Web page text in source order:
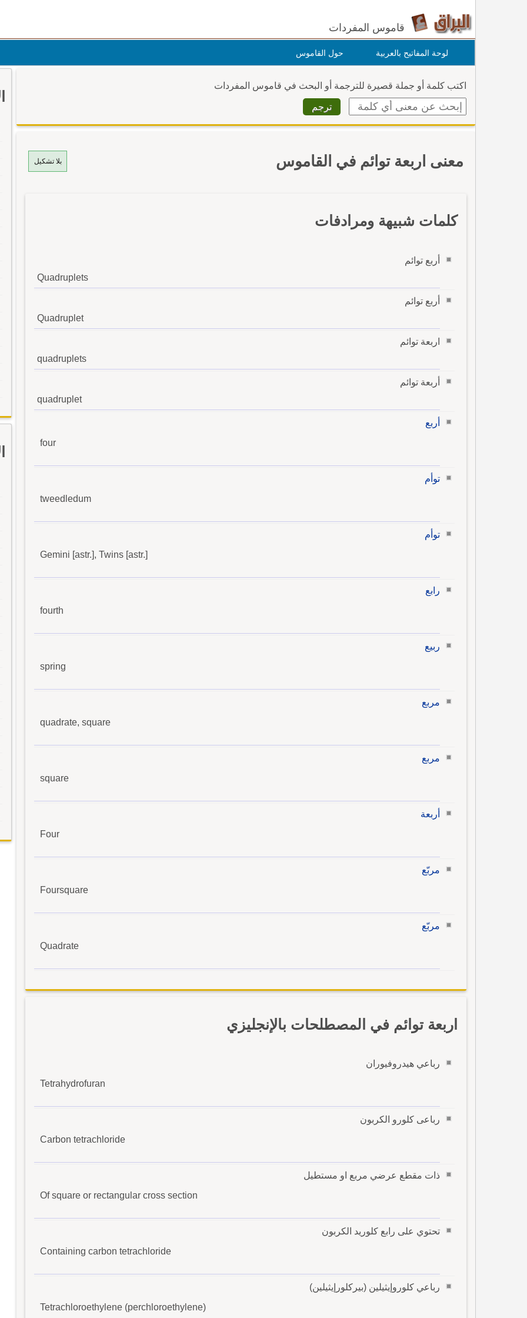
قاموس المفردات
لوحة المفاتيح بالعربية حول القاموس
اكتب كلمة أو جملة قصيرة للترجمة أو البحث في قاموس المفردات
بلا تشكيل معنى اربعة توائم في القاموس
كلمات شبيهة ومرادفات
أربع توائم
Quadruplets
أربع توائم
Quadruplet
اربعة توائم
quadruplets
أربعة توائم
quadruplet
أربع
four
توأم
tweedledum
توأم
Gemini [astr.], Twins [astr.]
رابع
fourth
ربيع
spring
مربع
quadrate, square
مربع
square
أربعة
Four
مربّع
Foursquare
مربّع
Quadrate
اربعة توائم في المصطلحات بالإنجليزي
رباعي هيدروفيوران
Tetrahydrofuran
رباعى كلورو الكربون
Carbon tetrachloride
ذات مقطع عرضي مربع او مستطيل
Of square or rectangular cross section
تحتوي على رابع كلوريد الكربون
Containing carbon tetrachloride
رباعي كلوروإيثيلين (بيركلورإيثيلين)
Tetrachloroethylene (perchloroethylene)